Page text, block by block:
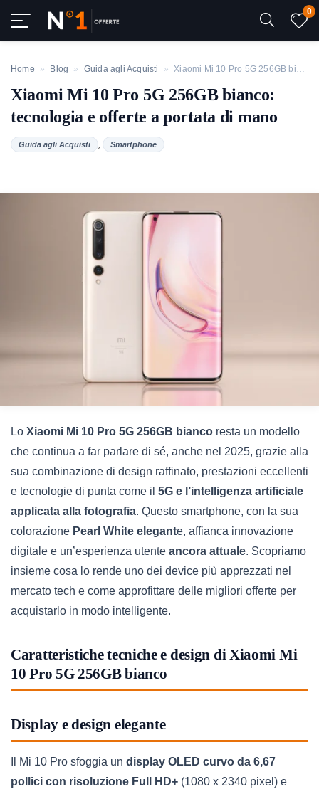
0
Home » Blog » Guida agli Acquisti » Xiaomi Mi 10 Pro 5G 256GB bianco: tecnologia e offerte a portata di mano
Xiaomi Mi 10 Pro 5G 256GB bianco:
tecnologia e offerte a portata di mano
Guida agli Acquisti , Smartphone
Lo Xiaomi Mi 10 Pro 5G 256GB bianco resta un modello
che continua a far parlare di sé, anche nel 2025, grazie alla
sua combinazione di design raffinato, prestazioni eccellenti
e tecnologie di punta come il 5G e l’intelligenza artificiale
applicata alla fotografia. Questo smartphone, con la sua
colorazione Pearl White elegante, affianca innovazione
digitale e un’esperienza utente ancora attuale. Scopriamo
insieme cosa lo rende uno dei device più apprezzati nel
mercato tech e come approfittare delle migliori offerte per
acquistarlo in modo intelligente.
Caratteristiche tecniche e design di Xiaomi Mi
10 Pro 5G 256GB bianco
Display e design elegante
Il Mi 10 Pro sfoggia un display OLED curvo da 6,67
pollici con risoluzione Full HD+ (1080 x 2340 pixel) e